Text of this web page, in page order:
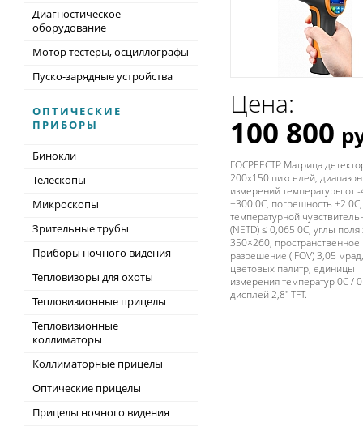
Цена:
100 800
ГОСРЕЕСТР Матрица
200х150 пикселей, диапазон
измерений температуры от
+300 0С, погрешность ±2
температурной
(NETD) ≤ 0,065 0С, углы поля
350×260, пространственное
разрешение (IFOV) 3,05
цветовых палитр, единицы
измерения температур 0С /
дисплей 2,8" TFT.
Диагностическое
оборудование
Мотор тестеры, осциллографы
Пуско-зарядные устройства
ОПТИЧЕСКИЕ
ПРИБОРЫ
Бинокли
Телескопы
Микроскопы
Зрительные трубы
Приборы ночного видения
Тепловизоры для охоты
Тепловизионные прицелы
Тепловизионные
коллиматоры
Коллиматорные прицелы
Оптические прицелы
Прицелы ночного видения